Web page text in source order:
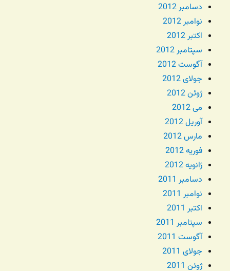
دسامبر 2012
نوامبر 2012
اکتبر 2012
سپتامبر 2012
آگوست 2012
جولای 2012
ژوئن 2012
می 2012
آوریل 2012
مارس 2012
فوریه 2012
ژانویه 2012
دسامبر 2011
نوامبر 2011
اکتبر 2011
سپتامبر 2011
آگوست 2011
جولای 2011
ژوئن 2011